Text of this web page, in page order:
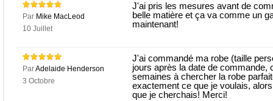
Par Mike MacLeod
10 Juillet
J'ai pris les mesures avant de
belle matière et ça va comme un
maintenant!
ParAdelaide Henderson
3 Octobre
J'ai commandé ma robe (taille
jours après la date de commande,
semaines à chercher la robe
exactement ce que je voulais,
que je cherchais! Merci!